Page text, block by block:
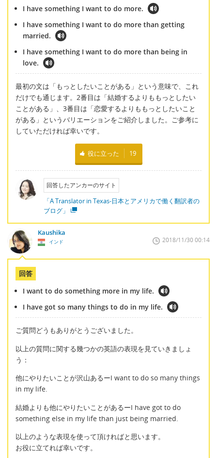
I have something I want to do more.
I have something I want to do more than getting
married.
I have something I want to do more than being in
love.
最初の文は「もっとしたいことがある」という意味で、これ
だけでも通じます。2番目は「結婚するよりももっとしたい
ことがある」、3番目は「恋愛するよりももっとしたいこと
がある」というバリエーションをご紹介しました。ご参考に
していただければ幸いです。
役に立った 19
回答したアンカーのサイト
「A Translator in Texas-日本とアメリカで働く翻訳者の
ブログ」
Kaushika
インド 2018/11/30 00:14
回答
I want to do something more in my life.
I have got so many things to do in my life.
ご質問どうもありがとうございました。
以上の質問に関する幾つかの英語の表現を見ていきましょ
う：
他にやりたいことが沢山あるーI want to do so many things
in my life.
結婚よりも他にやりたいことがあるーI have got to do
something else in my life than just being married.
以上のような表現を使って頂ければと思います。
お役に立てれば幸いです。